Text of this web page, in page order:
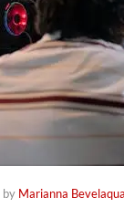
by Marianna